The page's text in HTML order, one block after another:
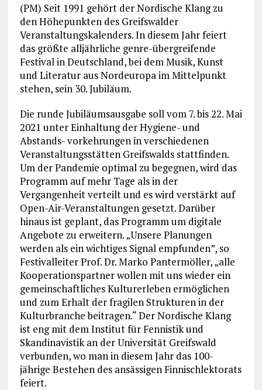
(PM) Seit 1991 gehört der Nordische Klang zu
den Höhepunkten des Greifswalder
Veranstaltungskalenders. In diesem Jahr feiert
das größte alljährliche genre-übergreifende
Festival in Deutschland, bei dem Musik, Kunst
und Literatur aus Nordeuropa im Mittelpunkt
stehen, sein 30. Jubiläum.
Die runde Jubiläumsausgabe soll vom 7. bis 22. Mai
2021 unter Einhaltung der Hygiene- und
Abstands- vorkehrungen in verschiedenen
Veranstaltungsstätten Greifswalds stattfinden.
Um der Pandemie optimal zu begegnen, wird das
Programm auf mehr Tage als in der
Vergangenheit verteilt und es wird verstärkt auf
Open-Air-Veranstaltungen gesetzt. Darüber
hinaus ist geplant, das Programm um digitale
Angebote zu erweitern. „Unsere Planungen
werden als ein wichtiges Signal empfunden”, so
Festivalleiter Prof. Dr. Marko Pantermöller, „alle
Kooperationspartner wollen mit uns wieder ein
gemeinschaftliches Kulturerleben ermöglichen
und zum Erhalt der fragilen Strukturen in der
Kulturbranche beitragen.“ Der Nordische Klang
ist eng mit dem Institut für Fennistik und
Skandinavistik an der Universität Greifswald
verbunden, wo man in diesem Jahr das 100-
jährige Bestehen des ansässigen Finnischlektorats
feiert.